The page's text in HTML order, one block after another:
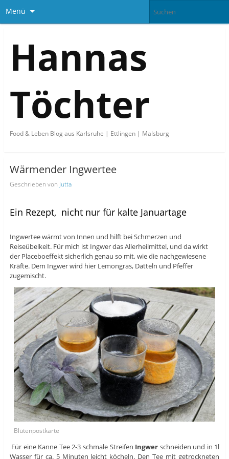
Menü
Hannas
Töchter
Food & Leben Blog aus Karlsruhe | Ettlingen | Malsburg
Wärmender Ingwertee
Geschrieben von Jutta
Ein Rezept, nicht nur für kalte Januartage
Ingwertee wärmt von Innen und hilft bei Schmerzen und
Reiseübelkeit. Für mich ist Ingwer das Allerheilmittel, und da wirkt
der Placeboeffekt sicherlich genau so mit, wie die nachgewiesene
Kräfte. Dem Ingwer wird hier Lemongras, Datteln und Pfeffer
zugemischt.
Blütenpostkarte
Für eine Kanne Tee 2-3 schmale Streifen Ingwer schneiden und in 1l
Wasser für ca. 5 Minuten leicht köcheln. Den Tee mit getrockneten